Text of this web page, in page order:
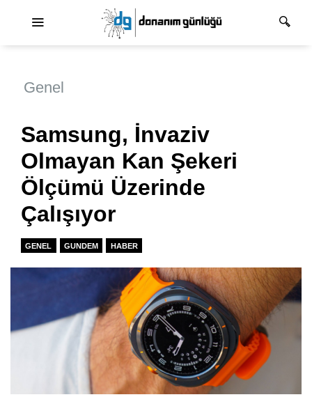
Genel
Samsung, İnvaziv
Olmayan Kan Şekeri
Ölçümü Üzerinde
Çalışıyor
GENEL GUNDEM HABER